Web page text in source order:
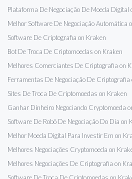
Plataforma De Negociação De Moeda Digital
Melhor Software De Negociação Automática
Software De Criptografia on Kraken
Bot De Troca De Criptomoedas on Kraken
Melhores Comerciantes De Criptografia on
Ferramentas De Negociação De Criptografia
Sites De Troca De Criptomoedas on Kraken
Ganhar Dinheiro Negociando Cryptomoeda
Software De Robô De Negociação Do Dia on
Melhor Moeda Digital Para Investir Em on
Melhores Negociações Cryptomoeda on
Melhores Negociações De Criptografia on